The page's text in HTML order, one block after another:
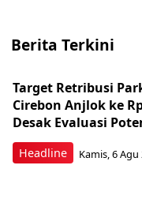
Berita Terkini
Headline
Target Retribusi
Cirebon Anjlok ke
Desak Evaluasi
Kamis, 6 Agu